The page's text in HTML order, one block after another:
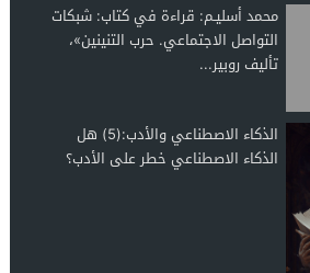
محمد أسليـم: قراءة في كتاب: شبكات
التواصل الاجتماعي. حرب التنينين»،
تأليف روبير...
الذكاء الاصطناعي والأدب:(5) هل
الذكاء الاصطناعي خطر على الأدب؟